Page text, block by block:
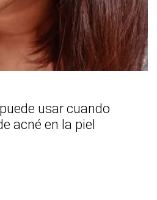
usar cuando
acné en la piel